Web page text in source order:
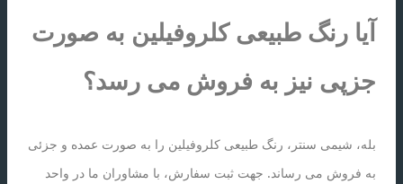
آیا رنگ طبیعی کلروفیلین به صورت
جزپی نیز به فروش می رسد؟
بله، شیمی سنتر، رنگ طبیعی کلروفیلین را به صورت عمده و جزئی
به فروش می رساند. جهت ثبت سفارش، با مشاوران ما در واحد